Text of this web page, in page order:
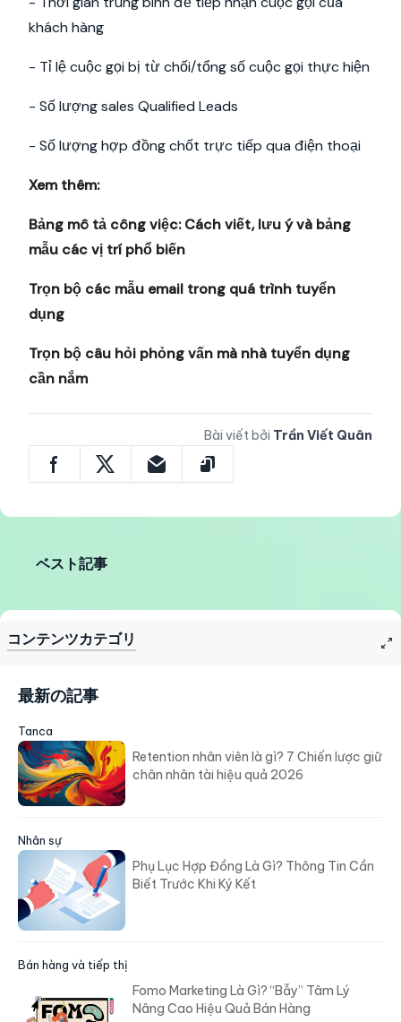
khách hàng
- Tỉ lệ cuộc gọi bị từ chối/tổng số cuộc gọi thực hiện
- Số lượng sales Qualified Leads
- Số lượng hợp đồng chốt trực tiếp qua điện thoại
Xem thêm:
Bảng mô tả công việc: Cách viết, lưu ý và bảng
mẫu các vị trí phổ biến
Trọn bộ các mẫu email trong quá trình tuyển
dụng
Trọn bộ câu hỏi phỏng vấn mà nhà tuyển dụng
cần nắm
Bài viết bởi Trần Viết Quân
ベスト記事
コンテンツカテゴリ
最新の記事
Tanca
Retention nhân viên là gì? 7 Chiến lược giữ
chân nhân tài hiệu quả 2026
Nhân sự
Phụ Lục Hợp Đồng Là Gì? Thông Tin Cần
Biết Trước Khi Ký Kết
Bán hàng và tiếp thị
Fomo Marketing Là Gì? “Bẫy” Tâm Lý
Nâng Cao Hiệu Quả Bán Hàng